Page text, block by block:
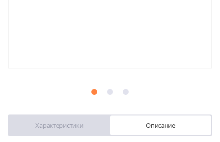
Характеристики Описание